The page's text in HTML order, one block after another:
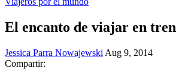
El encanto de viajar en tren
Jessica Parra Nowajewski Aug 9, 2014
Compartir: